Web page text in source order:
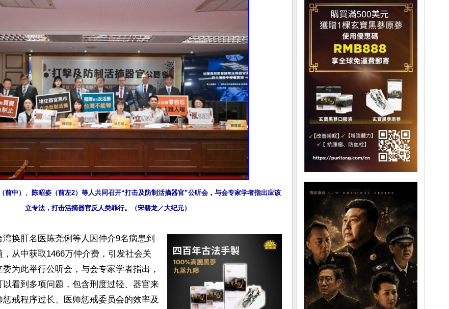
前中）、陈昭姿（前左2）等人共同召开“打击及防制活摘器官”公听会，与会专家学者指出应该
立专法，打击活摘器官反人类罪行。（宋碧龙／大纪元）
湾换肝名医陈尧俐等人因仲介9名病患到
从中获取1466万仲介费，引发社会关
为此举行公听会，与会专家学者指出，
以看到多项问题，包含刑度过轻、器官来
戒程序过长、医师惩戒委员会的效率及